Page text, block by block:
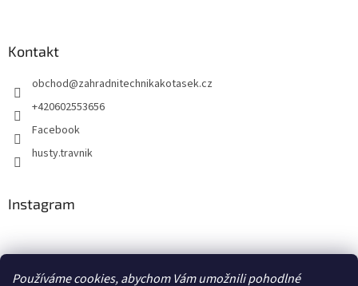
Používáme cookies, abychom Vám umožnili pohodlné
Kontakt
obchod@zahradnitechnikakotasek.cz
+420602553656
Facebook
husty.travnik
Instagram